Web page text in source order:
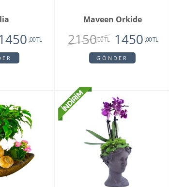
,00 TL
Maveen Orkide
2150,00 TL 1450 ,00 TL
GÖNDER